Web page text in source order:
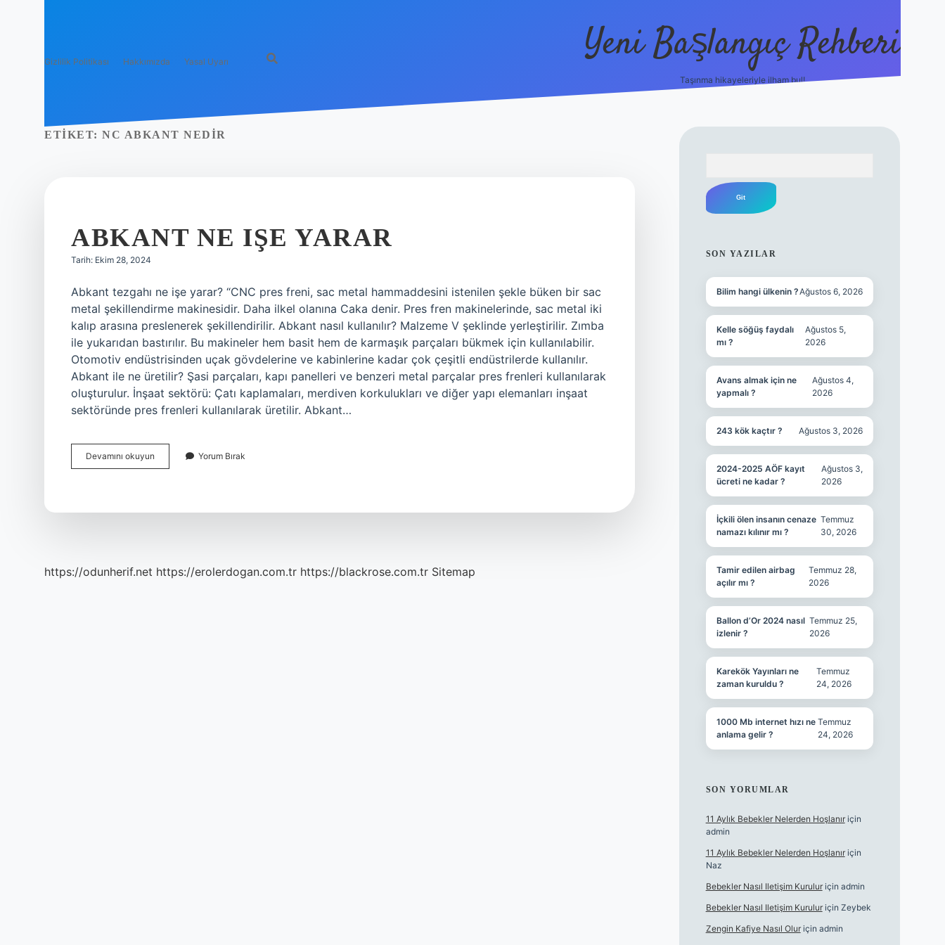
Gizlilik Politikası Hakkımızda Yasal Uyarı Yeni Başlangıç Rehberi
Taşınma hikayeleriyle ilham bul!
ETIKET: NC ABKANT NEDIR
ABKANT NE IŞE YARAR
Tarih: Ekim 28, 2024
Abkant tezgahı ne işe yarar? “CNC pres freni, sac metal hammaddesini istenilen şekle büken bir sac
metal şekillendirme makinesidir. Daha ilkel olanına Caka denir. Pres fren makinelerinde, sac metal iki
kalıp arasına preslenerek şekillendirilir. Abkant nasıl kullanılır? Malzeme V şeklinde yerleştirilir. Zımba
ile yukarıdan bastırılır. Bu makineler hem basit hem de karmaşık parçaları bükmek için kullanılabilir.
Otomotiv endüstrisinden uçak gövdelerine ve kabinlerine kadar çok çeşitli endüstrilerde kullanılır.
Abkant ile ne üretilir? Şasi parçaları, kapı panelleri ve benzeri metal parçalar pres frenleri kullanılarak
oluşturulur. İnşaat sektörü: Çatı kaplamaları, merdiven korkulukları ve diğer yapı elemanları inşaat
sektöründe pres frenleri kullanılarak üretilir. Abkant…
Devamını okuyun
Ne
Yorum Bırak
https://odunherif.net https://erolerdogan.com.tr https://blackrose.com.tr Sitemap
SON YAZILAR
Bilim hangi ülkenin ?Ağustos 6, 2026
Kelle söğüş faydalı
mı ?
Ağustos 5,
2026
Avans almak için ne
yapmalı ?
Ağustos 4,
2026
243 kök kaçtır ? Ağustos 3, 2026
2024-2025 AÖF kayıt
ücreti ne kadar ?
Ağustos 3,
2026
İçkili ölen insanın cenaze
namazı kılınır mı ?
Temmuz
30, 2026
Tamir edilen airbag
açılır mı ?
Temmuz 28,
2026
Ballon d’Or 2024 nasıl
izlenir ?
Temmuz 25,
2026
Karekök Yayınları ne
zaman kuruldu ?
Temmuz
24, 2026
1000 Mb internet hızı ne
anlama gelir ?
Temmuz
24, 2026
SON YORUMLAR
11 Aylık Bebekler Nelerden Hoşlanıriçin
admin
11 Aylık Bebekler Nelerden Hoşlanıriçin
Naz
Bebekler Nasıl Iletişim Kuruluriçin admin
Bebekler Nasıl Iletişim Kuruluriçin Zeybek
Zengin Kafiye Nasıl Oluriçin admin
ilbet yeni giriş